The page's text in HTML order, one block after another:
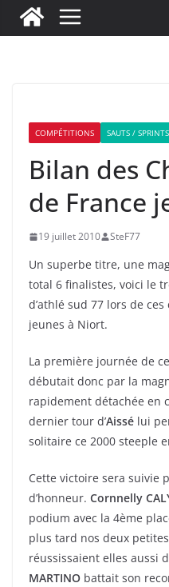
COMPÉTITIONS SAUTS /
Bilan des
de France
19 juillet 2010 SteF77
Un superbe titre, une
total 6 finalistes, voici le
d’athlé sud 77 lors de
jeunes à Niort.
La première journée de
débutait donc par la
rapidement détachée en
dernier tour d’Aissé lui
solitaire ce 2000 steeple
Cette victoire sera suivie
d’honneur. Cornnelly
podium avec la 4ème
plus tard nos deux
réussissaient elles aussi
MARTINO battait son